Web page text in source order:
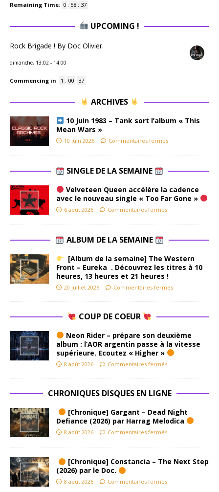
Remaining Time: 0 : 58 : 36
UPCOMING !
Rock Brigade ! By Doc Olivier.
dimanche, 13:02 - 14:00
Commencing in: 1 : 00 : 36
ARCHIVES
10 Juin 1983 – Tank sort l’album « This
Mean Wars »
10 juin 2026 Commentaires fermés
SINGLE DE LA SEMAINE
Velveteen Queen accélère la cadence
avec le nouveau single « Too Far Gone »
6 août 2026 Commentaires fermés
ALBUM DE LA SEMAINE
[Album de la semaine] The Western
Front – Eureka . Découvrez les titres à 10
heures, 13 heures et 21 heures !
20 juillet 2026 Commentaires fermés
COUP DE COEUR
Neon Rider – prépare son deuxième
album : l’AOR argentin passe à la vitesse
supérieure. Ecoutez « Higher »
8 août 2026 Commentaires fermés
CHRONIQUES DISQUES EN LIGNE
[Chronique] Gargant – Dead Night
Defiance (2026) par Harrag Melodica
8 août 2026 Commentaires fermés
[Chronique] Constancia – The Next Step
(2026) par le Doc.
8 août 2026 Commentaires fermés